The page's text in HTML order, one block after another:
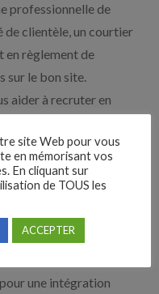
professionnelle de
de clientèle, un courtier
en règlement de
sur le bon site.
aider à recruter en
de recherches,
sont nos
une intégration
site Web pour vous
en mémorisant vos
En cliquant sur
de TOUS les
ACCEPTER